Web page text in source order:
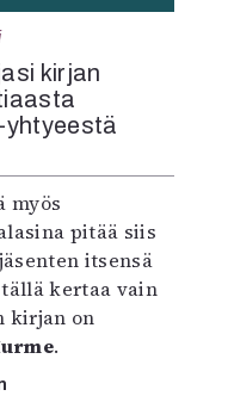
kirjan
yhtyeestä
myös
pitää siis
itsensä
kertaa vain
kirjan on
.